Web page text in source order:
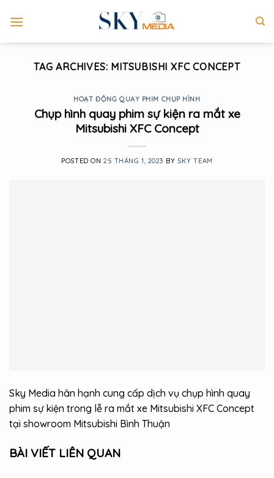
TAG ARCHIVES: MITSUBISHI XFC CONCEPT
HOẠT ĐỘNG QUAY PHIM CHỤP HÌNH
Chụp hình quay phim sự kiện ra mắt xe
Mitsubishi XFC Concept
POSTED ON 25 THÁNG 1, 2023 BYSKY TEAM
Sky Media hân hạnh cung cấp dịch vụ chụp hình quay
phim sự kiện trong lễ ra mắt xe Mitsubishi XFC Concept
tại showroom Mitsubishi Bình Thuận
BÀI VIẾT LIÊN QUAN